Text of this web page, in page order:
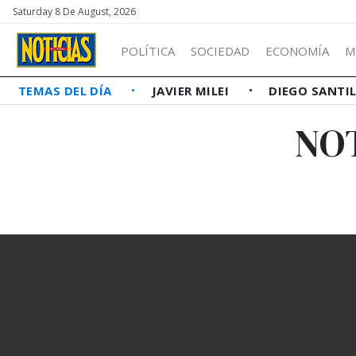
Saturday 8 De August, 2026
POLÍTICA SOCIEDAD ECONOMÍA
TEMAS DEL DÍA JAVIER MILEI DIEGO